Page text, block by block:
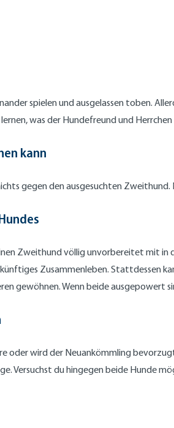
spielen und ausgelassen toben.
was der Hundefreund und
kann
gegen den ausgesuchten
Zweithund völlig unvorbereitet mit
Zusammenleben. Stattdessen
gewöhnen. Wenn beide ausgepowert
oder wird der Neuankömmling
Versuchst du hingegen beide Hunde